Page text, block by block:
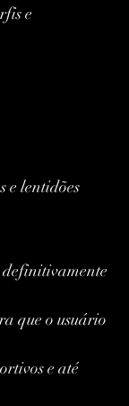
e
e lentidões
definitivamente
que o usuário
e até